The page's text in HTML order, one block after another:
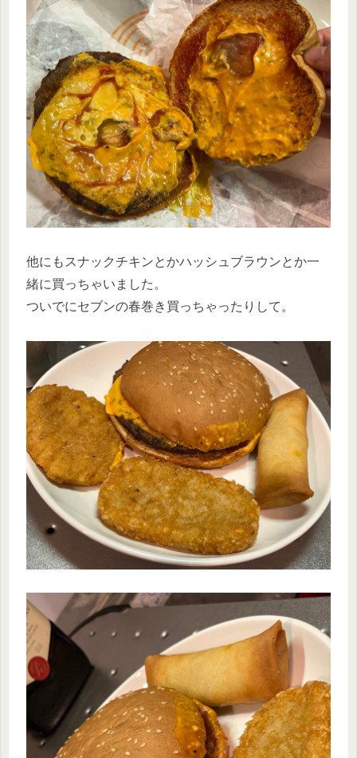
他にもスナックチキンとかハッシュブラウンとか一
緒に買っちゃいました。
ついでにセブンの春巻き買っちゃったりして。